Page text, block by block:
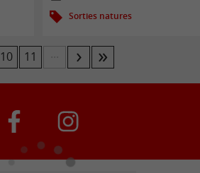
Sorties natures
10 11